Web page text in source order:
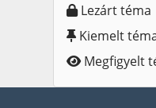
Lezárt téma
Kiemelt
Megfigyelt